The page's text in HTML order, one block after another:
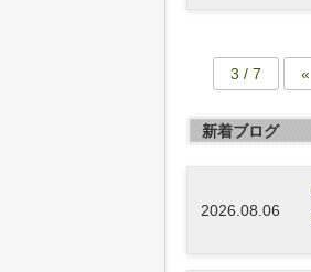
3 / 7 «
新着ブログ
2026.08.06